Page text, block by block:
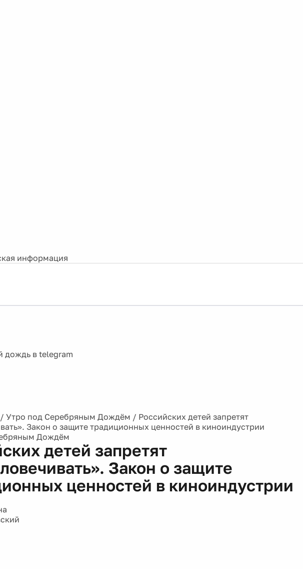
информация
/ Утро под Серебряным Дождём / Российских детей запретят
Закон о защите традиционных ценностей в киноиндустрии
Дождём
детей запретят
Закон о защите
ценностей в киноиндустрии